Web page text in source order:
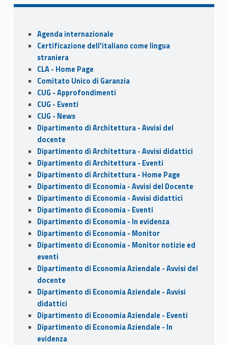
b
o
o
k
d
o
n
l e
Sidebar
Agenda internazionale
Certificazione dell'italiano come lingua
straniera
CLA - Home Page
Comitato Unico di Garanzia
CUG - Approfondimenti
CUG - Eventi
CUG - News
Dipartimento di Architettura - Avvisi del
docente
Dipartimento di Architettura - Avvisi didattici
Dipartimento di Architettura - Eventi
Dipartimento di Architettura - Home Page
Dipartimento di Economia - Avvisi del Docente
Dipartimento di Economia - Avvisi didattici
Dipartimento di Economia - Eventi
Dipartimento di Economia - In evidenza
Dipartimento di Economia - Monitor
Dipartimento di Economia - Monitor notizie ed
eventi
Dipartimento di Economia Aziendale - Avvisi del
docente
Dipartimento di Economia Aziendale - Avvisi
didattici
Dipartimento di Economia Aziendale - Eventi
Dipartimento di Economia Aziendale - In
evidenza